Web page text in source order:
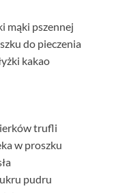
mąki pszennej
do pieczenia
kakao
trufli
w proszku
pudru